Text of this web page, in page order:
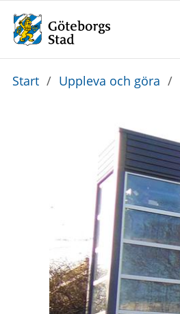
Du
Start / Uppleva och göra /